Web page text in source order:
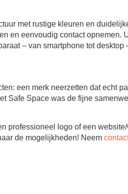
met rustige kleuren en
en eenvoudig contact opnemen.
– van smartphone tot desktop
een merk neerzetten dat echt
Safe Space was de fijne
professioneel logo of een
de mogelijkheden! Neem